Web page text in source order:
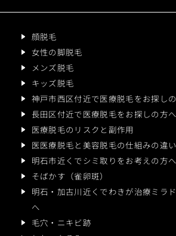
顔脱毛
女性の脚脱毛
メンズ脱毛
キッズ脱毛
神戸市西区付近で医療脱毛をお探し
長田区付近で医療脱毛をお探しの方へ
医療脱毛のリスクと副作用
医医療脱毛と美容脱毛の仕組みの違い
明石市近くでシミ取りをお考えの方へ
そばかす（雀卵斑）
明石・加古川近くでわきが治療ミラ
へ
毛穴・ニキビ跡